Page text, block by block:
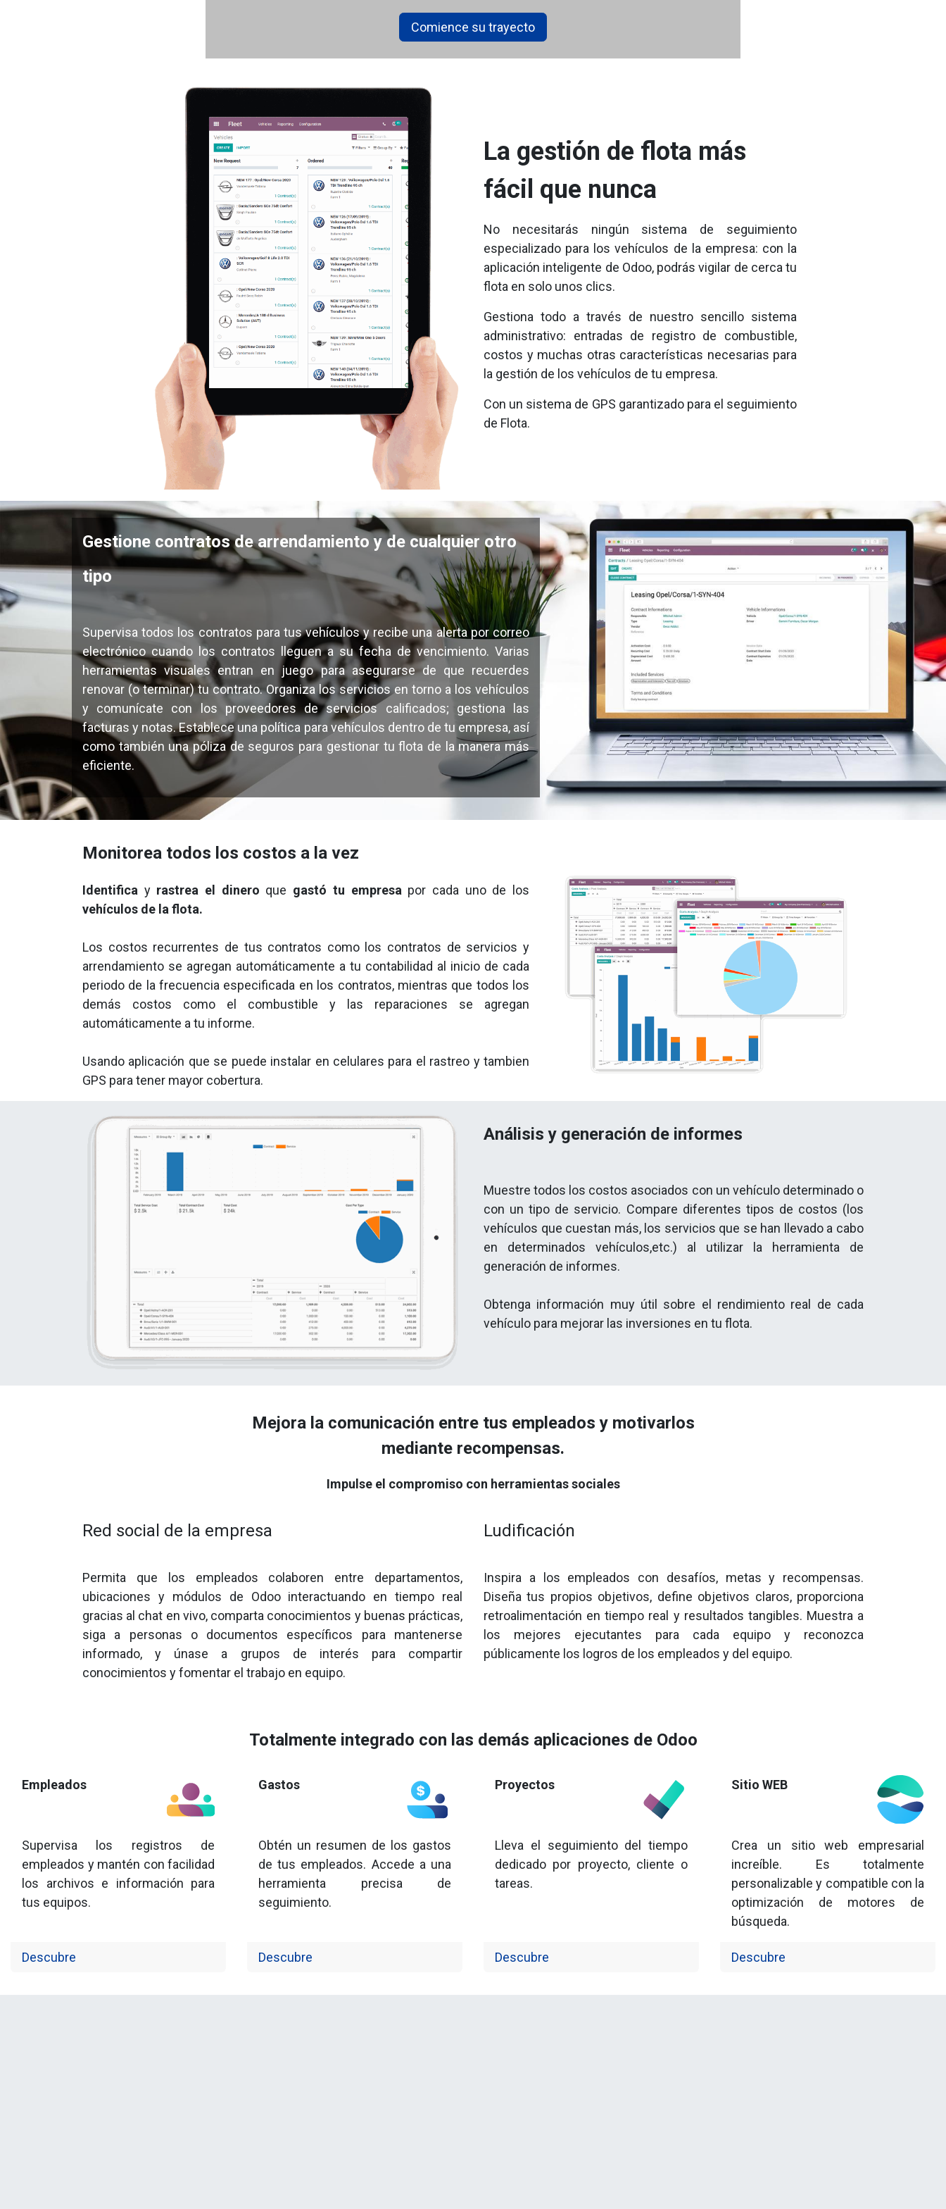
Comience su trayecto
La gestión de flota más
fácil que nunca
No necesitarás ningún sistema de seguimiento
especializado para los vehículos de la empresa: con la
aplicación inteligente de Odoo, podrás vigilar de cerca tu
flota en solo unos clics.
Gestiona todo a través de nuestro sencillo sistema
administrativo: entradas de registro de combustible,
costos y muchas otras características necesarias para
la gestión de los vehículos de tu empresa.
Con un sistema de GPS garantizado para el seguimiento
de Flota.
Gestione contratos de arrendamiento y de cualquier otro
tipo
Supervisa todos los contratos para tus vehículos y recibe una alerta por correo
electrónico cuando los contratos lleguen a su fecha de vencimiento. Varias
herramientas visuales entran en juego para asegurarse de que recuerdes
renovar (o terminar) tu contrato. Organiza los servicios en torno a los vehículos
y comunícate con los proveedores de servicios calificados; gestiona las
facturas y notas. Establece una política para vehículos dentro de tu empresa, así
como también una póliza de seguros para gestionar tu flota de la manera más
eficiente.
Monitorea todos los costos a la vez
Identifica y rastrea el dinero que gastó tu empresa por cada uno de los
vehículos de la flota.
Los costos recurrentes de tus contratos como los contratos de servicios y
arrendamiento se agregan automáticamente a tu contabilidad al inicio de cada
periodo de la frecuencia especificada en los contratos, mientras que todos los
demás costos como el combustible y las reparaciones se agregan
automáticamente a tu informe.
Usando aplicación que se puede instalar en celulares para el rastreo y tambien
GPS para tener mayor cobertura.
Análisis y generación de informes
Muestre todos los costos asociados con un vehículo determinado o
con un tipo de servicio. Compare diferentes tipos de costos (los
vehículos que cuestan más, los servicios que se han llevado a cabo
en determinados vehículos,etc.) al utilizar la herramienta de
generación de informes.
Obtenga información muy útil sobre el rendimiento real de cada
vehículo para mejorar las inversiones en tu flota.
Mejora la comunicación entre tus empleados y motivarlos
mediante recompensas.
Impulse el compromiso con herramientas sociales
Red social de la empresa
Permita que los empleados colaboren entre departamentos,
ubicaciones y módulos de Odoo interactuando en tiempo real
gracias al chat en vivo, comparta conocimientos y buenas prácticas,
siga a personas o documentos específicos para mantenerse
informado, y únase a grupos de interés para compartir
conocimientos y fomentar el trabajo en equipo.
Ludificación
Inspira a los empleados con desafíos, metas y recompensas.
Diseña tus propios objetivos, define objetivos claros, proporciona
retroalimentación en tiempo real y resultados tangibles. Muestra a
los mejores ejecutantes para cada equipo y reconozca
públicamente los logros de los empleados y del equipo.
Totalmente integrado con las demás aplicaciones de Odoo
Empleados
Supervisa los registros de
empleados y mantén con facilidad
los archivos e información para
tus equipos.
Descubre
Gastos
Obtén un resumen de los gastos
de tus empleados. Accede a una
herramienta precisa de
seguimiento.
Descubre
Proyectos
Lleva el seguimiento del tiempo
dedicado por proyecto, cliente o
tareas.
Descubre
Sitio WEB
Crea un sitio web empresarial
increíble. Es totalmente
personalizable y compatible con la
optimización de motores de
búsqueda.
Descubre